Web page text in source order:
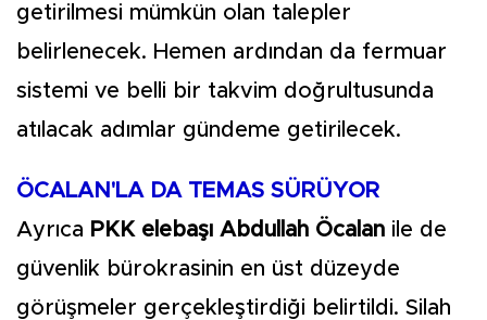
getirilmesi mümkün olan talepler
belirlenecek. Hemen ardından da fermuar
sistemi ve belli bir takvim doğrultusunda
atılacak adımlar gündeme getirilecek.
ÖCALAN'LA DA TEMAS SÜRÜYOR
Ayrıca PKK elebaşı Abdullah Öcalan ile de
güvenlik bürokrasinin en üst düzeyde
görüşmeler gerçekleştirdiği belirtildi. Silah